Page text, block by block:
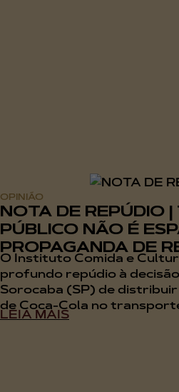
OPINIÃO
NOTA DE REPÚDIO
PÚBLICO NÃO É
PROPAGANDA DE
O Instituto Comida e
profundo repúdio à
Sorocaba (SP) de
de Coca-Cola no
LEIA MAIS